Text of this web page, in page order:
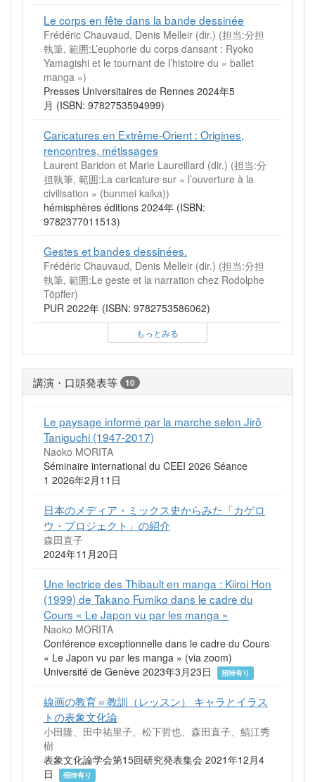
Le corps en fête dans la bande dessinée
Frédéric Chauvaud, Denis Melleir (dir.) (担当:分担
執筆, 範囲:L’euphorie du corps dansant : Ryoko
Yamagishi et le tournant de l’histoire du « ballet
manga »)
Presses Universitaires de Rennes 2024年5
月 (ISBN: 9782753594999)
Caricatures en Extrême-Orient : Origines,
rencontres, métissages
Laurent Baridon et Marie Laureillard (dir.) (担当:分
担執筆, 範囲:La caricature sur « l’ouverture à la
civilisation » (bunmei kaika))
hémisphères éditions 2024年 (ISBN:
9782377011513)
Gestes et bandes dessinées.
Frédéric Chauvaud, Denis Melleir (dir.) (担当:分担
執筆, 範囲:Le geste et la narration chez Rodolphe
Töpffer)
PUR 2022年 (ISBN: 9782753586062)
もっとみる
講演・口頭発表等 10
Le paysage informé par la marche selon Jirô
Taniguchi (1947-2017)
Naoko MORITA
Séminaire international du CEEI 2026 Séance
1 2026年2月11日
日本のメディア・ミックス史からみた「カゲロ
ウ・プロジェクト」の紹介
森田直子
2024年11月20日
Une lectrice des Thibault en manga : Kiiroi Hon
(1999) de Takano Fumiko dans le cadre du
Cours « Le Japon vu par les manga »
Naoko MORITA
Conférence exceptionnelle dans le cadre du Cours
« Le Japon vu par les manga » (via zoom)
Université de Genève 2023年3月23日
招待有り
線画の教育＝教訓（レッスン） キャラとイラス
トの表象文化論
小田隆、田中祐里子、松下哲也、森田直子、鯖江秀
樹
表象文化論学会第15回研究発表集会 2021年12月4
日
招待有り